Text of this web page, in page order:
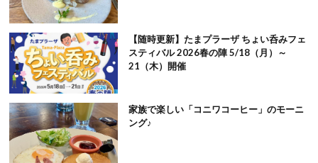
【随時更新】たまプラーザ ちょい呑みフェ
スティバル 2026春の陣 5/18（月）～
21（木）開催
家族で楽しい「コニワコーヒー」のモーニ
ング♪